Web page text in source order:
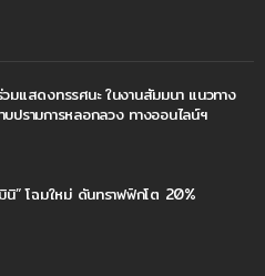
มแสดงทรรศนะ ในงานสัมมนา แนวทาง
บปรามการหลอกลวง ทางออนไลน์ฯ
” โฉมใหม่ ดันทราฟฟิกโต 20%